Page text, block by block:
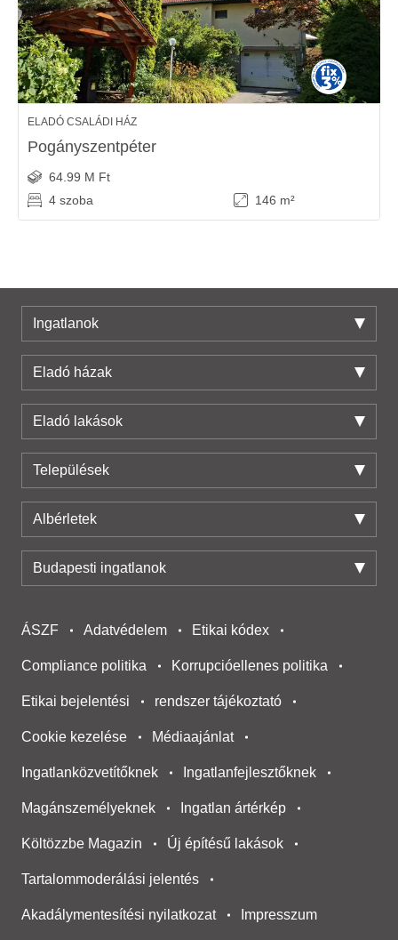
ELADÓ CSALÁDI HÁZ
Pogányszentpéter
64.99 M Ft
4 szoba
146 m²
Ingatlanok
Eladó házak
Eladó lakások
Települések
Albérletek
Budapesti ingatlanok
ÁSZF Adatvédelem Etikai kódex
Compliance politika Korrupcióellenes politika
Etikai bejelentési rendszer tájékoztató
Cookie kezelése Médiaajánlat
Ingatlanközvetítőknek Ingatlanfejlesztőknek
Magánszemélyeknek Ingatlan ártérkép
Költözzbe Magazin Új építésű lakások
Tartalommoderálási jelentés
Akadálymentesítési nyilatkozat Impresszum